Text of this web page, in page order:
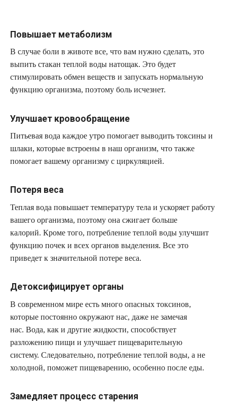
Повышает метаболизм
В случае боли в животе все, что вам нужно сделать, это
выпить стакан теплой воды натощак. Это будет
стимулировать обмен веществ и запускать нормальную
функцию организма, поэтому боль исчезнет.
Улучшает кровообращение
Питьевая вода каждое утро помогает выводить токсины и
шлаки, которые встроены в наш организм, что также
помогает вашему организму с циркуляцией.
Потеря веса
Теплая вода повышает температуру тела и ускоряет работу
вашего организма, поэтому она сжигает больше
калорий. Кроме того, потребление теплой воды улучшит
функцию почек и всех органов выделения. Все это
приведет к значительной потере веса.
Детоксифицирует органы
В современном мире есть много опасных токсинов,
которые постоянно окружают нас, даже не замечая
нас. Вода, как и другие жидкости, способствует
разложению пищи и улучшает пищеварительную
систему. Следовательно, потребление теплой воды, а не
холодной, поможет пищеварению, особенно после еды.
Замедляет процесс старения